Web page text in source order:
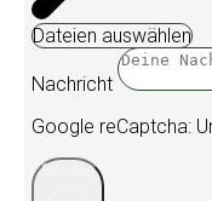
Dateien auswählen
Nachricht
Google reCaptcha:
Senden